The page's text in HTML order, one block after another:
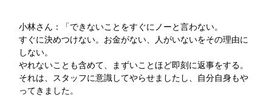
小林さん：「できないことをすぐにノーと言わない。
すぐに決めつけない。お金がない、人がいないをその理由に
しない。
やれないことも含めて、まずいことほど即刻に返事をする。
それは、スタッフに意識してやらせましたし、自分自身もや
ってきました。